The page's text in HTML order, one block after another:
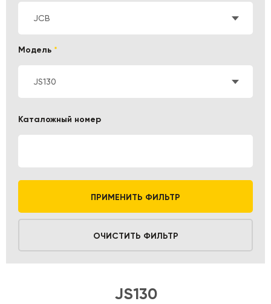
JCB
Модель *
JS130
Каталожный номер
ПРИМЕНИТЬ ФИЛЬТР
ОЧИСТИТЬ ФИЛЬТР
JS130